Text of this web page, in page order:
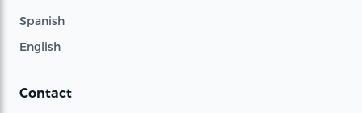
Spanish
English
Contact